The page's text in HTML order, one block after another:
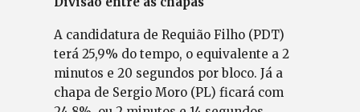
A candidatura de Requião Filho (PDT)
terá 25,9% do tempo, o equivalente a 2
minutos e 20 segundos por bloco. Já a
chapa de Sergio Moro (PL) ficará com